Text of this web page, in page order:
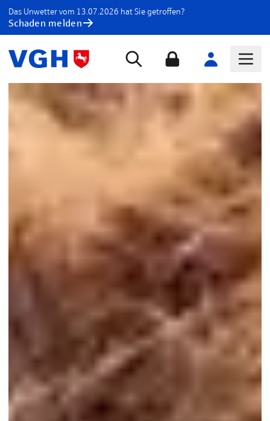
Das Unwetter vom 13.07.2026 hat Sie getroffen?
Schaden melden